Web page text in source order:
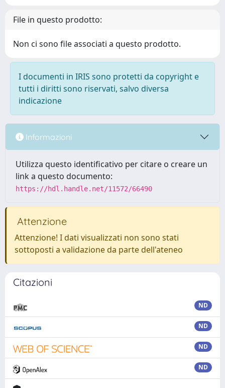
File in questo prodotto:
Non ci sono file associati a questo prodotto.
I documenti in IRIS sono protetti da copyright e
tutti i diritti sono riservati, salvo diversa
indicazione
Informazioni
Utilizza questo identificativo per citare o creare un
link a questo documento:
https://hdl.handle.net/11572/66490
Attenzione
Attenzione! I dati visualizzati non sono stati
sottoposti a validazione da parte dell'ateneo
Citazioni
ND
ND
ND
ND